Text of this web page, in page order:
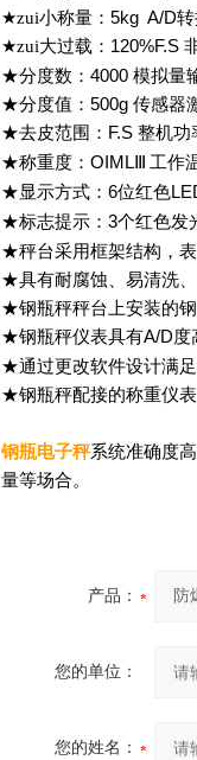
★zui小称量： 5kg A/D
★zui大过载： 120%F.S
★分度数： 4000 模拟量
★分度值： 500g 传感器
★去皮范围： F.S 整机功
★称重度： OIML
工作
★显示方式： 6位红色
★标志提示： 3个红色发
★秤台采用框架结构，
★具有耐腐蚀、易清洗
★钢瓶秤秤台上安装的
★钢瓶秤仪表具有A/D度
★通过更改软件设计满
★钢瓶秤配接的称重仪
钢瓶电子秤系统准确度高
量等场合。
产品：
您的单位：
您的姓名：